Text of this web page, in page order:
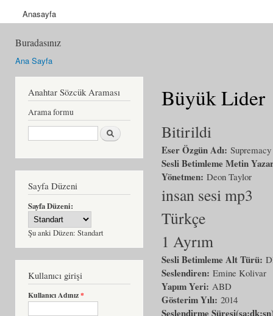
Anasayfa
Buradasınız
Ana Sayfa
Anahtar Sözcük Araması
Arama formu
Ara
Sayfa Düzeni
Sayfa Düzeni:
Şu anki Düzen: Standart
Kullanıcı girişi
Kullanıcı Adınız*
Büyük Lider
Bitirildi
Eser Özgün Adı: Supremacy
Sesli Betimleme Metin
Yönetmen: Deon Taylor
insan sesi mp3
Türkçe
1 Ayrım
Sesli Betimleme Alt Türü:
Seslendiren: Emine Kolivar
Yapım Yeri: ABD
Gösterim Yılı: 2014
Seslendirme